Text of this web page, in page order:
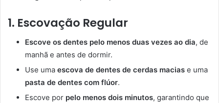
1. Escovação Regular
Escove os dentes pelo menos duas vezes ao dia, de
manhã e antes de dormir.
Use uma escova de dentes de cerdas macias e uma
pasta de dentes com flúor.
Escove por pelo menos dois minutos, garantindo que